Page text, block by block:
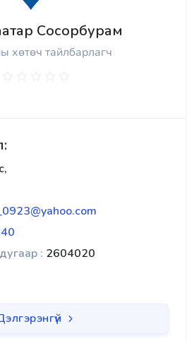
Сосорбурам
хөтөч тайлбарлагч
: 2604020